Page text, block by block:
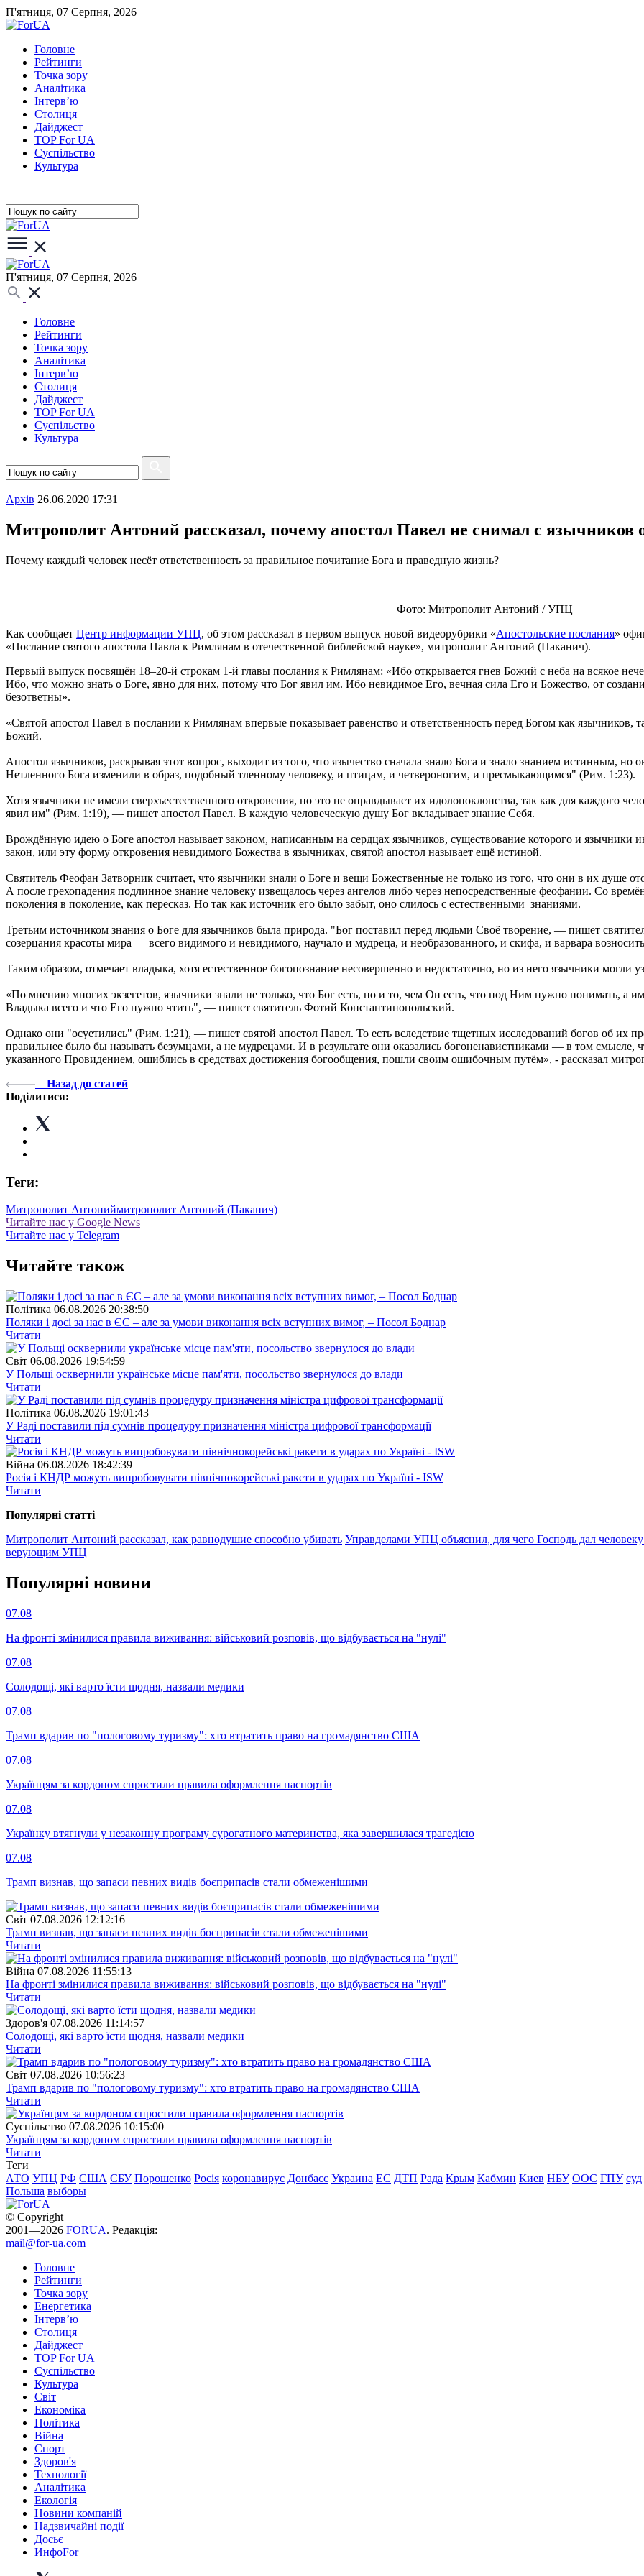
П'ятниця, 07 Серпня, 2026
Головне
Рейтинги
Точка зору
Аналітика
Інтерв’ю
Столиця
Дайджест
TOP For UA
Суспiльство
Культура
П'ятниця, 07 Серпня, 2026
Головне
Рейтинги
Точка зору
Аналітика
Інтерв’ю
Столиця
Дайджест
TOP For UA
Суспiльство
Культура
Архiв 26.06.2020 17:31
Митрополит Антоний рассказал, почему апостол Павел не снимал с язычников
Почему каждый человек несёт ответственность за правильное почитание Бога и праведную жизнь?
Фото: Митрополит Антоний / УПЦ
Как сообщает Центр информации УПЦ, об этом рассказал в первом выпуск новой видеорубрики «Апостольские послания»
«Послание святого апостола Павла к Римлянам в отечественной библейской науке», митрополит Антоний (Паканич).
Первый выпуск посвящён 18–20-й строкам 1-й главы послания к Римлянам: «Ибо открывается гнев Божий с неба на всякое
Ибо, что можно знать о Боге, явно для них, потому что Бог явил им. Ибо невидимое Его, вечная сила Его и Божество, от
безответны».
«Святой апостол Павел в послании к Римлянам впервые показывает равенство и ответственность перед Богом как язычников,
Божий.
Апостол язычников, раскрывая этот вопрос, выходит из того, что язычество сначала знало Бога и знало знанием истинным,
Нетленного Бога изменили в образ, подобный тленному человеку, и птицам, и четвероногим, и пресмыкающимся" (Рим. 1:23).
Хотя язычники не имели сверхъестественного откровения, но это не оправдывает их идолопоклонства, так как для каждого
явил им" (Рим. 1:19), — пишет апостол Павел. В каждую человеческую душу Бог вкладывает знание Себя.
Врождённую идею о Боге апостол называет законом, написанным на сердцах язычников, существование которого и язычники
закон, или эту форму откровения невидимого Божества в язычниках, святой апостол называет ещё истиной.
Святитель Феофан Затворник считает, что язычники знали о Боге и вещи Божественные не только из того, что они в их душе
А после грехопадения подлинное знание человеку извещалось через ангелов либо через непосредственные феофании. Со
поколения в поколение, как пересказ. Но так как источник его было забыт, оно слилось с естественными знаниями.
Третьим источником знания о Боге для язычников была природа. "Бог поставил перед людьми Своё творение, — пишет
созерцания красоты мира — всего видимого и невидимого, научало и мудреца, и необразованного, и скифа, и варвара
Таким образом, отмечает владыка, хотя естественное богопознание несовершенно и недостаточно, но из него язычники могли
«По мнению многих экзегетов, язычники знали не только, что Бог есть, но и то, чем Он есть, что под Ним нужно понимать, а
Владыка всего и что Его нужно чтить", — пишет святитель Фотий Константинопольский.
Однако они "осуетились" (Рим. 1:21), — пишет святой апостол Павел. То есть вследствие тщетных исследований богов об их
правильнее было бы называть безумцами, а не мудрецами. И в результате они оказались богоненавистниками — в том смысле,
указанного Провидением, ошиблись в средствах достижения богообщения, пошли своим ошибочным путём», - рассказал
Назад до статей
Поділитися:
Теги:
Митрополит Антониймитрополит Антоний (Паканич)
Читайте нас у Google News
Читайте нас у Telegram
Читайте також
Полiтика 06.08.2026 20:38:50
Поляки і досі за нас в ЄС – але за умови виконання всіх вступних вимог, – Посол Боднар
Читати
Свiт 06.08.2026 19:54:59
У Польщі осквернили українське місце пам'яти, посольство звернулося до влади
Читати
Полiтика 06.08.2026 19:01:43
У Раді поставили під сумнів процедуру призначення міністра цифрової трансформації
Читати
Війна 06.08.2026 18:42:39
Росія і КНДР можуть випробовувати північнокорейські ракети в ударах по Україні - ISW
Читати
Популярнi статтi
Митрополит Антоний рассказал, как равнодушие способно убивать Управделами УПЦ объяснил, для чего Господь дал
верующим УПЦ
Популярнi новини
07.08
На фронті змінилися правила виживання: військовий розповів, що відбувається на "нулі"
07.08
Солодощі, які варто їсти щодня, назвали медики
07.08
Трамп вдарив по "пологовому туризму": хто втратить право на громадянство США
07.08
Українцям за кордоном спростили правила оформлення паспортів
07.08
Українку втягнули у незаконну програму сурогатного материнства, яка завершилася трагедією
07.08
Трамп визнав, що запаси певних видів боєприпасів стали обмеженішими
Свiт 07.08.2026 12:12:16
Трамп визнав, що запаси певних видів боєприпасів стали обмеженішими
Читати
Війна 07.08.2026 11:55:13
На фронті змінилися правила виживання: військовий розповів, що відбувається на "нулі"
Читати
Здоров'я 07.08.2026 11:14:57
Солодощі, які варто їсти щодня, назвали медики
Читати
Свiт 07.08.2026 10:56:23
Трамп вдарив по "пологовому туризму": хто втратить право на громадянство США
Читати
Суспiльство 07.08.2026 10:15:00
Українцям за кордоном спростили правила оформлення паспортів
Читати
Теги
АТО УПЦ РФ США СБУ Порошенко Росія коронавирус Донбасс Украина ЕС ДТП Рада Крым Кабмин Киев НБУ ООС ГПУ суд
Польша выборы
© Copyright
2001—2026 FORUA. Редакція:
mail@for-ua.com
Головне
Рейтинги
Точка зору
Енергетика
Інтерв’ю
Столиця
Дайджест
TOP For UA
Суспiльство
Культура
Світ
Економіка
Політика
Війна
Спорт
Здоров'я
Технології
Аналітика
Екологія
Новини компаній
Надзвичайні події
Досьє
ИнфоFor